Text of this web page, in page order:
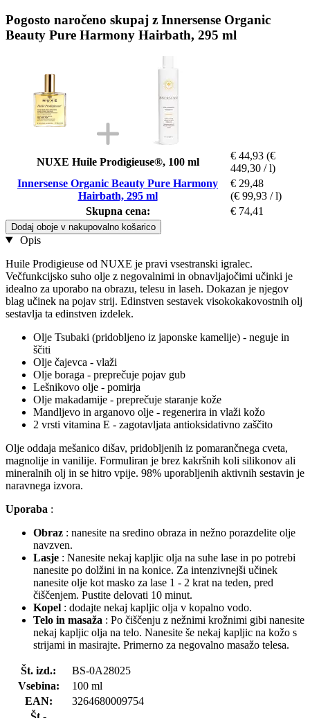
Pogosto naročeno skupaj z Innersense Organic
Beauty Pure Harmony Hairbath, 295 ml
NUXE Huile Prodigieuse®, 100 ml
€ 44,93 (€
449,30 / l)
Innersense Organic Beauty Pure Harmony
Hairbath, 295 ml
€ 29,48
(€ 99,93 / l)
Skupna cena:
€ 74,41
Dodaj oboje v nakupovalno košarico
Opis
Huile Prodigieuse od NUXE je pravi vsestranski igralec.
Večfunkcijsko suho olje z negovalnimi in obnavljajočimi učinki je
idealno za uporabo na obrazu, telesu in laseh. Dokazan je njegov
blag učinek na pojav strij. Edinstven sestavek visokokakovostnih olj
sestavlja ta edinstven izdelek.
Olje Tsubaki (pridobljeno iz japonske kamelije) - neguje in
ščiti
Olje čajevca - vlaži
Olje boraga - preprečuje pojav gub
Lešnikovo olje - pomirja
Olje makadamije - preprečuje staranje kože
Mandljevo in arganovo olje - regenerira in vlaži kožo
2 vrsti vitamina E - zagotavljata antioksidativno zaščito
Olje oddaja mešanico dišav, pridobljenih iz pomarančnega cveta,
magnolije in vanilije. Formuliran je brez kakršnih koli silikonov ali
mineralnih olj in se hitro vpije. 98% uporabljenih aktivnih sestavin je
naravnega izvora.
Uporaba :
Obraz : nanesite na sredino obraza in nežno porazdelite olje
navzven.
Lasje : Nanesite nekaj kapljic olja na suhe lase in po potrebi
nanesite po dolžini in na konice. Za intenzivnejši učinek
nanesite olje kot masko za lase 1 - 2 krat na teden, pred
čiščenjem. Pustite delovati 10 minut.
Kopel : dodajte nekaj kapljic olja v kopalno vodo.
Telo in masaža : Po čiščenju z nežnimi krožnimi gibi nanesite
nekaj kapljic olja na telo. Nanesite še nekaj kapljic na kožo s
strijami in masirajte. Primerno za negovalno masažo telesa.
Št. izd.:
BS-0A28025
Vsebina:
100 ml
EAN:
3264680009754